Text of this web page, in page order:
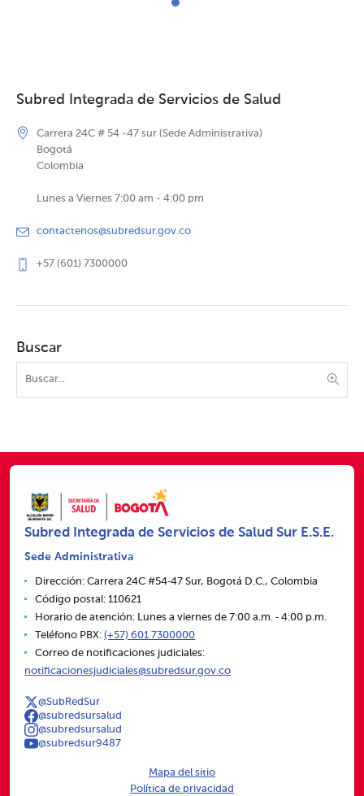
Subred Integrada de Servicios de Salud
Carrera 24C # 54 -47 sur (Sede Administrativa)
Bogotá
Colombia
Lunes a Viernes 7:00 am - 4:00 pm
contactenos@subredsur.gov.co
+57 (601) 7300000
Buscar
Subred Integrada de Servicios de Salud Sur E.S.E.
Sede Administrativa
Dirección: Carrera 24C #54‑47 Sur, Bogotá D.C., Colombia
Código postal: 110621
Horario de atención: Lunes a viernes de 7:00 a.m. ‑ 4:00 p.m.
Teléfono PBX: (+57) 601 7300000
Correo de notificaciones judiciales:
notificacionesjudiciales@subredsur.gov.co
@SubRedSur
@subredsursalud
@subredsursalud
@subredsur9487
Mapa del sitio
Política de privacidad